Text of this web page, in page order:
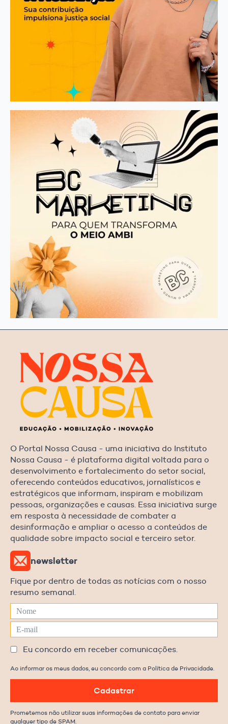
O Portal Nossa Causa - uma iniciativa do Instituto
Nossa Causa - é plataforma digital voltada para o
desenvolvimento e fortalecimento do setor social,
oferecendo conteúdos educativos, jornalísticos e
estratégicos que informam, inspiram e mobilizam
pessoas, organizações e causas. Essa iniciativa surge
em resposta à necessidade de combater a
desinformação e ampliar o acesso a conteúdos de
qualidade sobre impacto social e terceiro setor.
newsletter
Fique por dentro de todas as notícias com o nosso
resumo semanal.
Eu concordo em receber comunicações.
Ao informar os meus dados, eu concordo com a Política de Privacidade.
Cadastrar
Prometemos não utilizar suas informações de contato para enviar
qualquer tipo de SPAM.